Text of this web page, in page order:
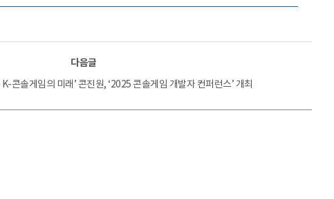
다음글
콘솔게임의 미래’ 콘진원, ‘2025 콘솔게임 개발자 컨퍼런스’ 개최